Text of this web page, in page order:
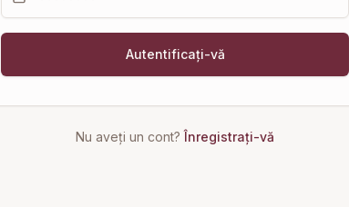
Autentificați-vă
Nu aveți un cont? Înregistrați-vă